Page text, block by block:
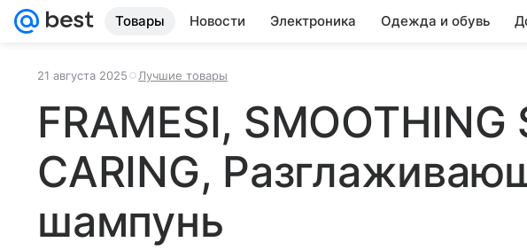
Товары Новости Электроника Одежда и обувь
21 августа 2025 Лучшие товары
FRAMESI, SMOOTHING
CARING,
шампунь